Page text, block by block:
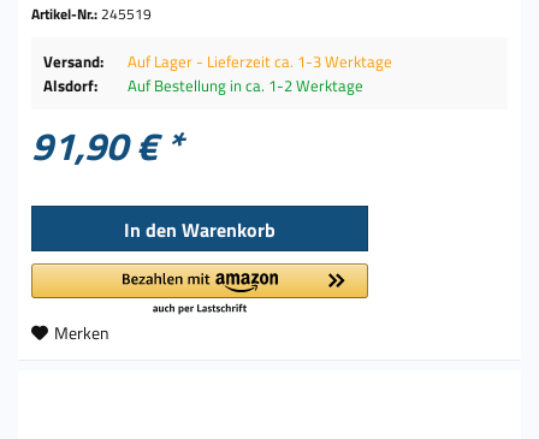
Artikel-Nr.:245519
Versand:
Auf Lager - Lieferzeit ca. 1-3 Werktage
Alsdorf:
Auf Bestellung in ca. 1-2 Werktage
91,90 € *
In den Warenkorb
Merken